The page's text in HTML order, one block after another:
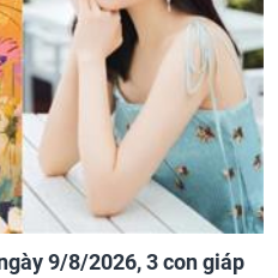
9/8/2026, 3 con giáp